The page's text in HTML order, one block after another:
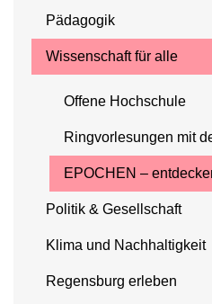
Pädagogik
Wissenschaft für alle
Offene Hochschule
Ringvorlesungen mit
EPOCHEN –
Politik & Gesellschaft
Klima und Nachhaltigkeit
Regensburg erleben